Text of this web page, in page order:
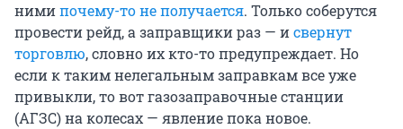
нимипочему-то не получается. Только соберутся
провести рейд, а заправщики раз — исвернут
торговлю, словно их кто-то предупреждает. Но
если к таким нелегальным заправкам все уже
привыкли, то вот газозаправочные станции
(АГЗС) на колесах — явление пока новое.